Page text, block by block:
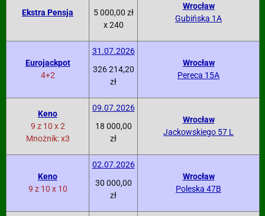
Ekstra Pensja
5 000,00 zł
x 240
Wrocław
Gubińska 1A
Eurojackpot
4+2
31.07.2026
326 214,20
zł
Wrocław
Pereca 15A
Keno
9 z 10 x 2
Mnożnik: x3
09.07.2026
18 000,00
zł
Wrocław
Jackowskiego 57 L
Keno
9 z 10 x 10
02.07.2026
30 000,00
zł
Wrocław
Poleska 47B